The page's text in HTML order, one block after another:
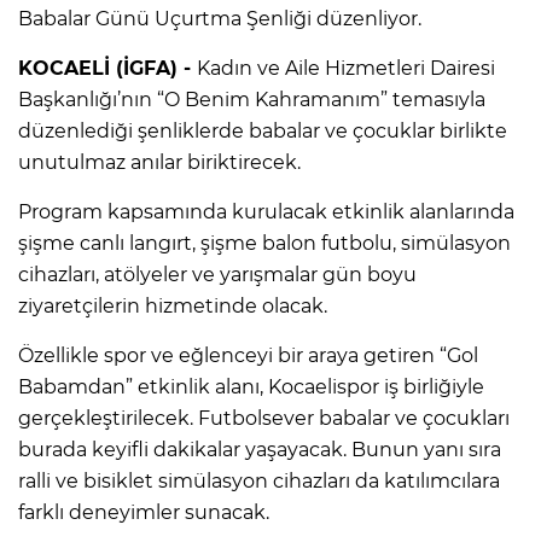
Babalar Günü Uçurtma Şenliği düzenliyor.
KOCAELİ (İGFA) - Kadın ve Aile Hizmetleri Dairesi
Başkanlığı’nın “O Benim Kahramanım” temasıyla
düzenlediği şenliklerde babalar ve çocuklar birlikte
unutulmaz anılar biriktirecek.
Program kapsamında kurulacak etkinlik alanlarında
şişme canlı langırt, şişme balon futbolu, simülasyon
cihazları, atölyeler ve yarışmalar gün boyu
ziyaretçilerin hizmetinde olacak.
Özellikle spor ve eğlenceyi bir araya getiren “Gol
Babamdan” etkinlik alanı, Kocaelispor iş birliğiyle
gerçekleştirilecek. Futbolsever babalar ve çocukları
burada keyifli dakikalar yaşayacak. Bunun yanı sıra
ralli ve bisiklet simülasyon cihazları da katılımcılara
farklı deneyimler sunacak.